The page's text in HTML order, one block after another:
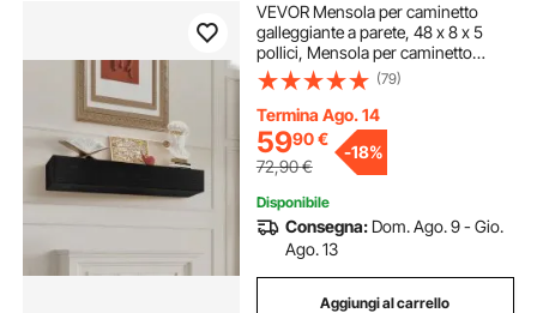
VEVOR Mensola per caminetto
galleggiante a parete, 48 x 8 x 5
pollici, Mensola per caminetto
galleggiante in legno naturale,
Capacità carico 50 libbre, Mensola
per decorazione murale soggiorno
(79)
Termina Ago. 14
5990€
72,90€
-18%
Disponibile
Consegna: Dom. Ago. 9 - Gio.
Ago. 13
Aggiungi al carrello